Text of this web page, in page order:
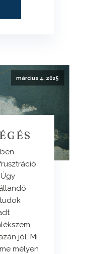
március 4, 2025
jól. Mi
mélyen